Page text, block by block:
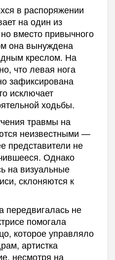
в распоряжении
на один из
вместо привычного
она вынуждена
креслом. На
что левая нога
зафиксирована
исключает
ходьбы.
травмы на
неизвестными —
представители не
Однако
на визуальные
склоняются к
передвигалась не
помогала
которое управляло
артистка
несмотря на